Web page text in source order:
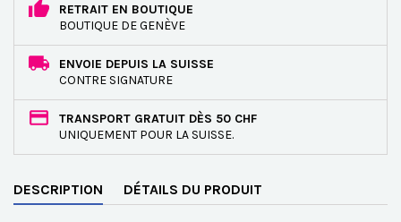
RETRAIT EN BOUTIQUE
BOUTIQUE DE GENÈVE
ENVOIE DEPUIS LA SUISSE
CONTRE SIGNATURE
TRANSPORT GRATUIT DÈS 50 CHF
UNIQUEMENT POUR LA SUISSE.
DESCRIPTION DÉTAILS DU PRODUIT